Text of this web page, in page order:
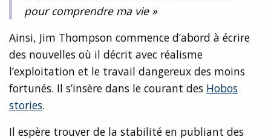
pour comprendre ma vie »
Ainsi, Jim Thompson commence d’abord à écrire
des nouvelles où il décrit avec réalisme
l’exploitation et le travail dangereux des moins
fortunés. Il s’insère dans le courant des Hobos
stories.
Il espère trouver de la stabilité en publiant des